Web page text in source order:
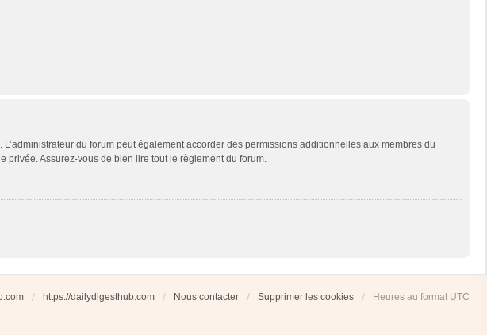
du forum peut également accorder des permissions additionnelles aux membres du
privée. Assurez-vous de bien lire tout le règlement du forum.
https://dailydigesthub.com Nous contacter Supprimer les cookies Heures au format UTC